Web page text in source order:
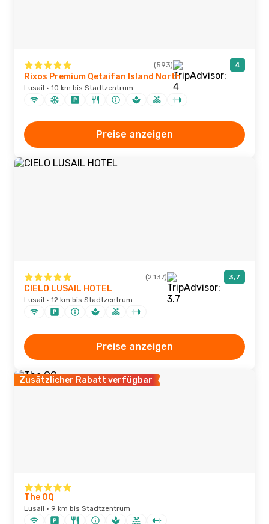
(593) 4
Rixos Premium Qetaifan Island North
Lusail · 10 km bis Stadtzentrum
Preise anzeigen
(2.137) 3,7
CIELO LUSAIL HOTEL
Lusail · 12 km bis Stadtzentrum
Preise anzeigen
Zusätzlicher Rabatt verfügbar
The OQ
Lusail · 9 km bis Stadtzentrum